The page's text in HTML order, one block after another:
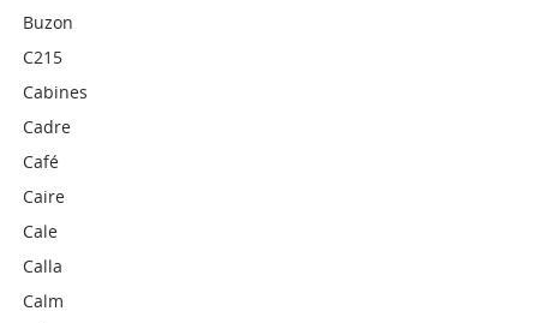
Buzon
C215
Cabines
Cadre
Café
Caire
Cale
Calla
Calm